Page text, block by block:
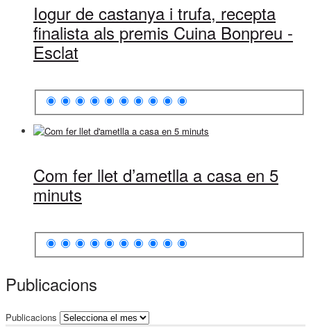
Iogur de castanya i trufa, recepta
finalista als premis Cuina Bonpreu -
Esclat
Com fer llet d’ametlla a casa en 5
minuts
Publicacions
Publicacions